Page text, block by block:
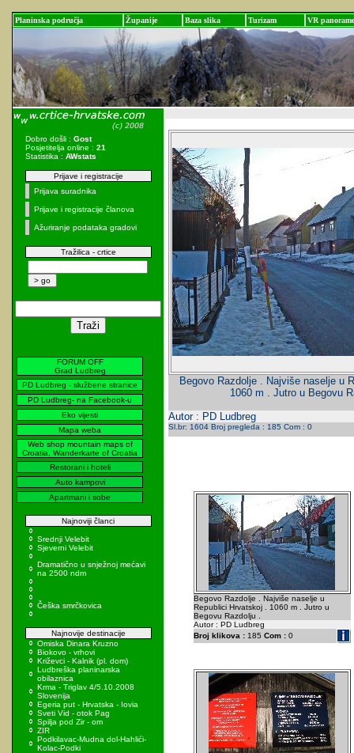
Planinska područja Županije Baza slika Turizam VR panorame
Dobro došli : Gost
Posjetitelja online : 21
Statistika : AWstats
Prijave i registracije
Prijava suradnika
Prijave i registracije članova
Ažuriranje podataka gradovi
Tražilica - crtice
FORUM OFF
Grad Ludbreg
PD Ludbreg - službene stranice
PD Ludbreg- na Facebook-u
Eko vijesti
Mapa weba
Web shop mountain maps of
Croatia, Wanderkarte of Croatia
Restorani i hoteli
Auto kampovi
Apartmani i sobe
Najnoviji članci
Srednji Velebit
Sjeverni Velebit
Dramatično u snježnoj mećavi
na 2500 ndm
Češka smrčkovica
Najnovije destinacije
Omiska Dinara Kruzno
Biokovo - vrhovi
Križevci - Kalnik (pl. dom)
Ludbreška planinarska
obilaznica
Krma - Triglav 4/5.10.2008
Slovenija
Egeria put - Hrvatska - Iovia
Sveti Vid - otok Pag
Spilja pod Zir - om
ZIR
Podkilavac-Mudna dol-Hahlići-
Kolac-Podki
Begovo Razdolje . Najviše naselje u
1060 m . Jutro u Begovu
Autor : PD Ludbreg
Sl.br: 1604 Broj pregleda : 185 Com : 0
Begovo Razdolje . Najviše naselje u
Republici Hrvatskoj . 1060 m . Jutro u
Begovu Razdolju .
Autor : PD Ludbreg
Broj klikova :185 Com :0